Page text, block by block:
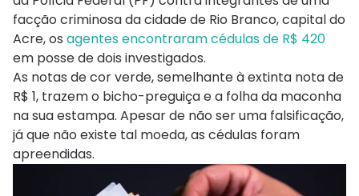
facção criminosa da cidade de Rio Branco, capital do
Acre, os agentes encontraram cédulas de R$ 420
em posse de dois investigados.
As notas de cor verde, semelhante à extinta nota de
R$ 1, trazem o bicho-preguiça e a folha da maconha
na sua estampa. Apesar de não ser uma falsificação,
já que não existe tal moeda, as cédulas foram
apreendidas.